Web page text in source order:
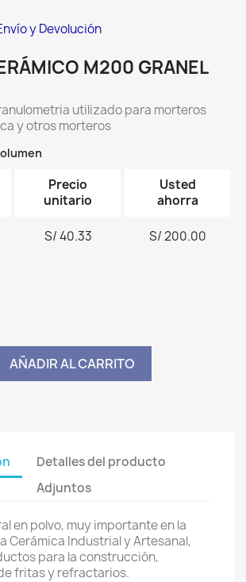
y Devolución
M200 GRANEL
utilizado para morteros
y otros morteros
Precio
unitario
Usted
ahorra
S/ 40.33 S/ 200.00
AÑADIR AL CARRITO
Detalles del producto
Adjuntos
en polvo, muy importante en la
Cerámica Industrial y Artesanal,
para la construcción,
fritas y refractarios.